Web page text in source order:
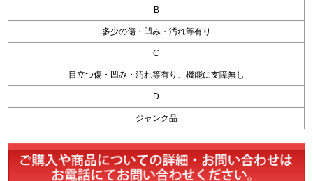
B
多少の傷・凹み・汚れ等有り
C
目立つ傷・凹み・汚れ等有り、機能に支障無し
D
ジャンク品